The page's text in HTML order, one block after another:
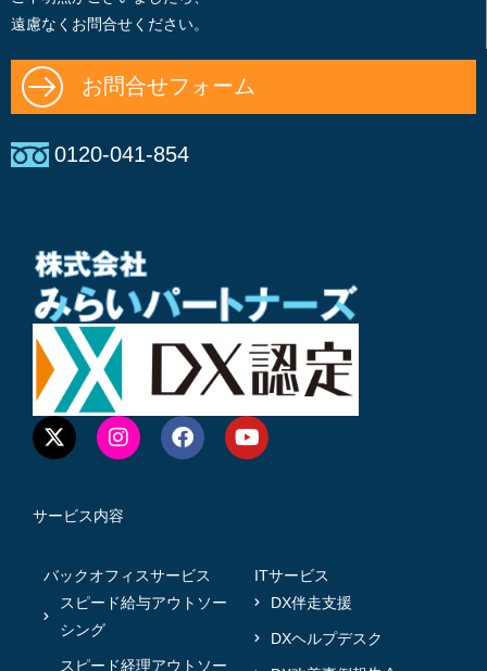
遠慮なくお問合せください。
お問合せフォーム
0120-041-854
サービス内容
バックオフィスサービス
スピード給与アウトソー
シング
スピード経理アウトソー
ITサービス
DX伴走支援
DXヘルプデスク